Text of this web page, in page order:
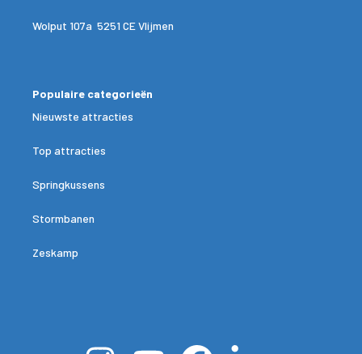
Wolput 107a 5251 CE Vlijmen
Populaire categorieën
Nieuwste attracties
Top attracties
Springkussens
Stormbanen
Zeskamp